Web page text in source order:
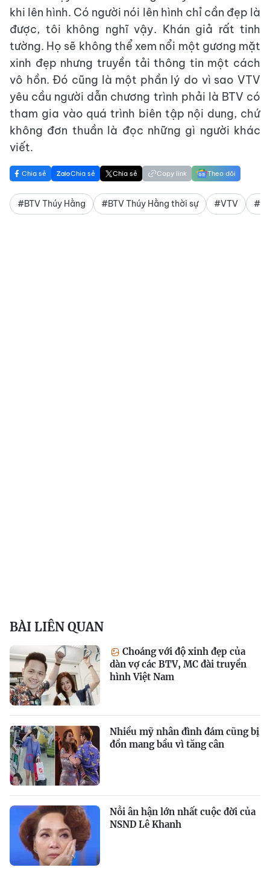
khi lên hình. Có người nói lên hình chỉ cần đẹp là
được, tôi không nghĩ vậy. Khán giả rất tinh
tường. Họ sẽ không thể xem nổi một gương mặt
xinh đẹp nhưng truyền tải thông tin một cách
vô hồn. Đó cũng là một phần lý do vì sao VTV
yêu cầu người dẫn chương trình phải là BTV có
tham gia vào quá trình biên tập nội dung, chứ
không đơn thuần là đọc những gì người khác
viết.
Chia sẻ Chia sẻ Chia sẻ Copy link Theo dõi
#BTV Thúy Hằng #BTV Thúy Hằng thời sự #VTV
BÀI LIÊN QUAN
Choáng với độ xinh đẹp của
dàn vợ các BTV, MC đài truyền
hình Việt Nam
Nhiều mỹ nhân đình đám cũng bị
đồn mang bầu vì tăng cân
Nỗi ân hận lớn nhất cuộc đời của
NSND Lê Khanh